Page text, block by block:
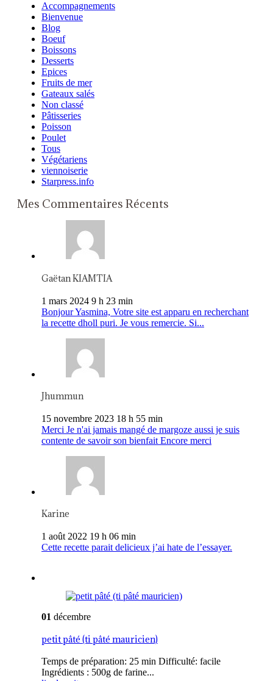
Accompagnements
Bienvenue
Blog
Boeuf
Boissons
Desserts
Epices
Fruits de mer
Gateaux salés
Non classé
Pâtisseries
Poisson
Poulet
Tous
Végétariens
viennoiserie
Starpress.info
Mes Commentaires Récents
Gaëtan KIAMTIA
1 mars 2024 9 h 23 min
Bonjour Yasmina, Votre site est apparu en recherchant
la recette dholl puri. Je vous remercie. Si...
Jhummun
15 novembre 2023 18 h 55 min
Merci Je n'ai jamais mangé de margoze aussi je suis
contente de savoir son bienfait Encore merci
Karine
1 août 2022 19 h 06 min
Cette recette parait delicieux j’ai hate de l’essayer.
01 décembre
petit pâté (ti pâté mauricien)
Temps de préparation: 25 min Difficulté: facile
Ingrédients : 500g de farine...